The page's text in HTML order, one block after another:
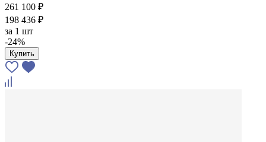
261 100 ₽
198 436 ₽
за 1 шт
-24%
Купить